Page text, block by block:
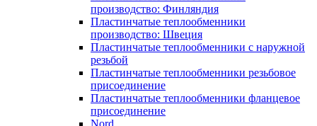
производство: Финляндия
Пластинчатые теплообменники
производство: Швеция
Пластинчатые теплообменники с наружной
резьбой
Пластинчатые теплообменники резьбовое
присоединение
Пластинчатые теплообменники фланцевое
присоединение
Nord